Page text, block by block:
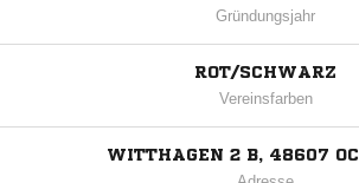
Gründungsjahr
ROT/SCHWARZ
Vereinsfarben
WITTHAGEN 2 B, 48607